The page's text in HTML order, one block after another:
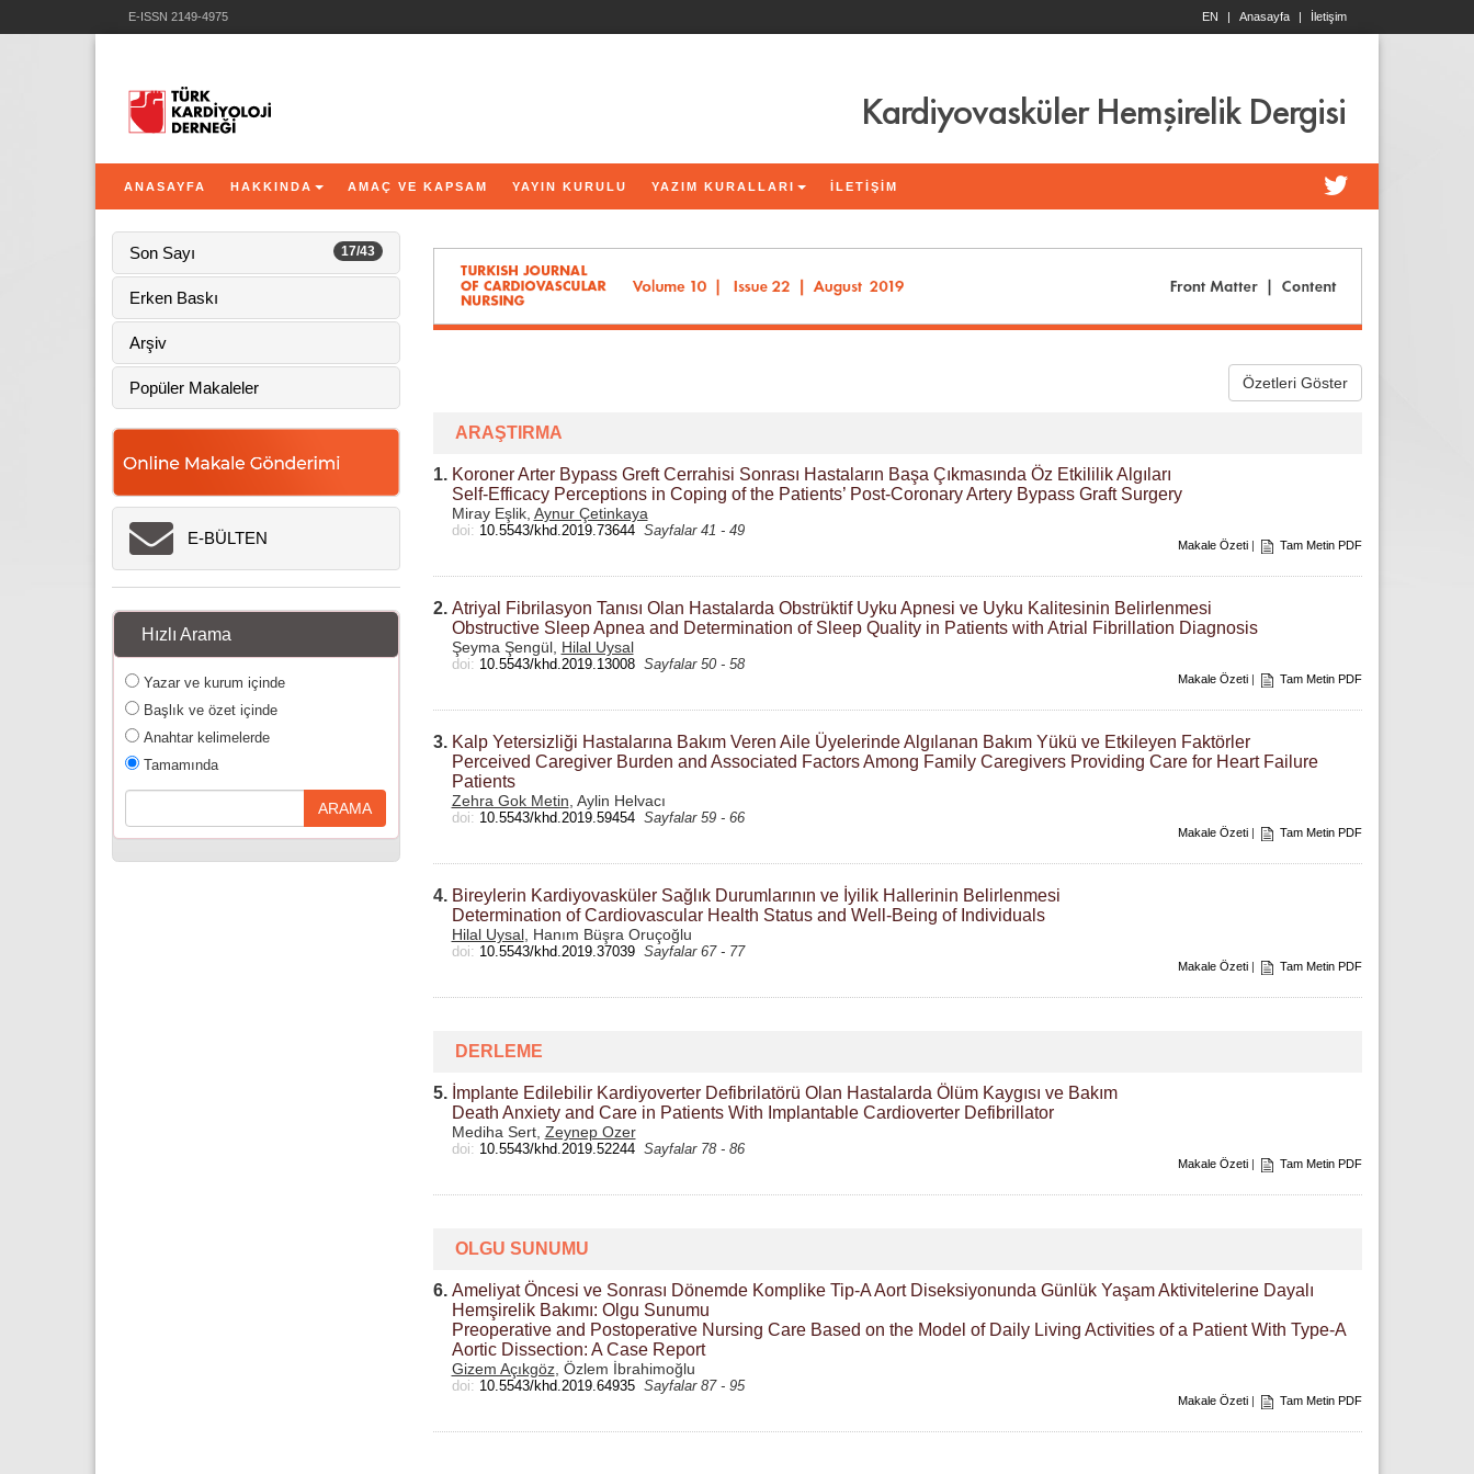
E-ISSN 2149-4975 İletişim
Anasayfa |
EN |
Kardiyovasküler Hemşirelik Dergisi
ANASAYFA HAKKINDA AMAÇ VE KAPSAM YAYIN KURULU YAZIM KURALLARI İLETİŞİM
17/43
Son Sayı
Erken Baskı
Arşiv
Popüler Makaleler
E-BÜLTEN
Hızlı Arama
Yazar ve kurum içinde
Başlık ve özet içinde
Anahtar kelimelerde
Tamamında
Özetleri Göster
ARAŞTIRMA
1. Koroner Arter Bypass Greft Cerrahisi Sonrası Hastaların Başa Çıkmasında Öz Etkililik Algıları
Self-Efficacy Perceptions in Coping of the Patients’ Post-Coronary Artery Bypass Graft Surgery
Miray Eşlik, Aynur Çetinkaya
doi: 10.5543/khd.2019.73644 Sayfalar 41 - 49
Makale Özeti| Tam Metin PDF
2. Atriyal Fibrilasyon Tanısı Olan Hastalarda Obstrüktif Uyku Apnesi ve Uyku Kalitesinin Belirlenmesi
Obstructive Sleep Apnea and Determination of Sleep Quality in Patients with Atrial Fibrillation Diagnosis
Şeyma Şengül, Hilal Uysal
doi: 10.5543/khd.2019.13008 Sayfalar 50 - 58
Makale Özeti| Tam Metin PDF
3. Kalp Yetersizliği Hastalarına Bakım Veren Aile Üyelerinde Algılanan Bakım Yükü ve Etkileyen Faktörler
Perceived Caregiver Burden and Associated Factors Among Family Caregivers Providing Care for Heart Failure
Patients
Zehra Gok Metin, Aylin Helvacı
doi: 10.5543/khd.2019.59454 Sayfalar 59 - 66
Makale Özeti| Tam Metin PDF
4. Bireylerin Kardiyovasküler Sağlık Durumlarının ve İyilik Hallerinin Belirlenmesi
Determination of Cardiovascular Health Status and Well-Being of Individuals
Hilal Uysal, Hanım Büşra Oruçoğlu
doi: 10.5543/khd.2019.37039 Sayfalar 67 - 77
Makale Özeti| Tam Metin PDF
DERLEME
5. İmplante Edilebilir Kardiyoverter Defibrilatörü Olan Hastalarda Ölüm Kaygısı ve Bakım
Death Anxiety and Care in Patients With Implantable Cardioverter Defibrillator
Mediha Sert, Zeynep Ozer
doi: 10.5543/khd.2019.52244 Sayfalar 78 - 86
Makale Özeti| Tam Metin PDF
OLGU SUNUMU
6. Ameliyat Öncesi ve Sonrası Dönemde Komplike Tip-A Aort Diseksiyonunda Günlük Yaşam Aktivitelerine Dayalı
Hemşirelik Bakımı: Olgu Sunumu
Preoperative and Postoperative Nursing Care Based on the Model of Daily Living Activities of a Patient With Type-A
Aortic Dissection: A Case Report
Gizem Açıkgöz, Özlem İbrahimoğlu
doi: 10.5543/khd.2019.64935 Sayfalar 87 - 95
Makale Özeti| Tam Metin PDF